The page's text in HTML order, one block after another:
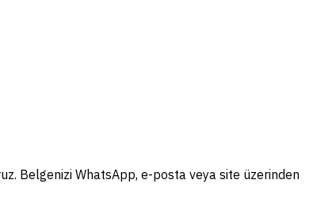
Belgenizi WhatsApp, e-posta veya site üzerinden